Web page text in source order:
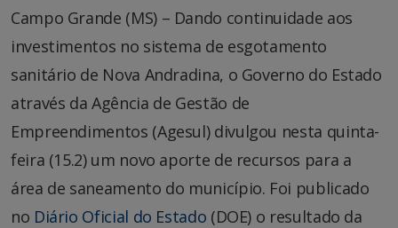
Campo Grande (MS) – Dando continuidade aos
investimentos no sistema de esgotamento
sanitário de Nova Andradina, o Governo do Estado
através da Agência de Gestão de
Empreendimentos (Agesul) divulgou nesta quinta-
feira (15.2) um novo aporte de recursos para a
área de saneamento do município. Foi publicado
no Diário Oficial do Estado (DOE) o resultado da